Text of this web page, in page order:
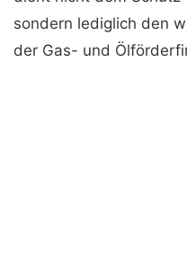
sondern lediglich den
der Gas- und